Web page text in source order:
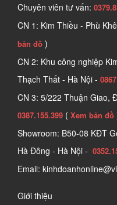
Chuyên viên tư vấn:
CN 1: Kim Thiều - Phù
bản đồ )
CN 2: Khu công nghiệp
Thạch Thất - Hà Nội -
CN 3: 5/222 Thuận Giao,
0387.155.399 ( Xem bản đồ
Showroom: B50-08 KĐT
Hà Đông - Hà Nội -
Email:
Giới thiệu